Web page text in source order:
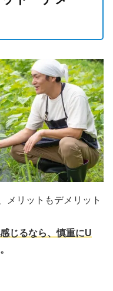
メリットもデメリット
じるなら、慎重にU
。